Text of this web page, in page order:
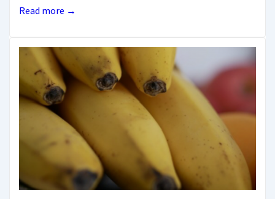
Vorsicht
15
Catalina
ist
Read more →